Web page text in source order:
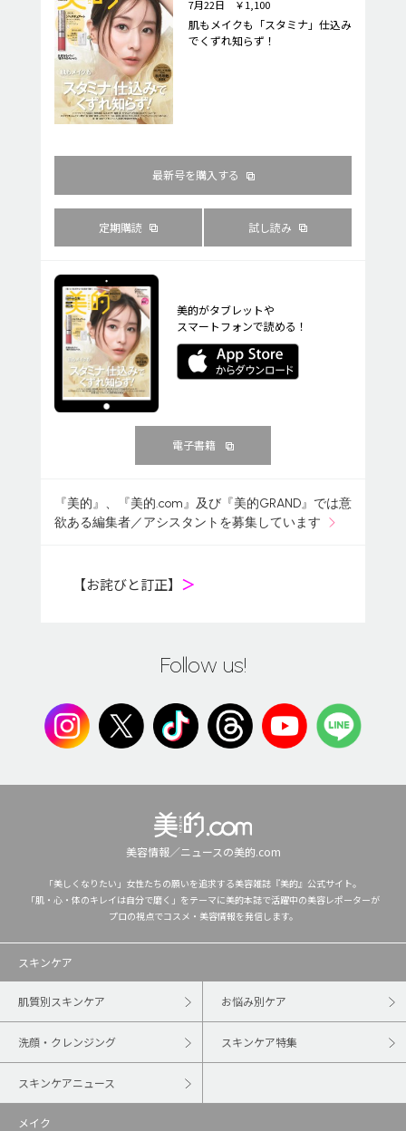
7月22日 ￥1,100
肌もメイクも「スタミナ」仕込み
でくずれ知らず！
最新号を購入する
定期購読 試し読み
美的がタブレットや
スマートフォンで読める！
電子書籍
『美的』、『美的.com』及び『美的GRAND』では意
欲ある編集者／アシスタントを募集しています
【お詫びと訂正】 ＞
Follow us!
美容情報／ニュースの美的.com
「美しくなりたい」女性たちの願いを追求する美容雑誌『美的』公式サイト。
「肌・心・体のキレイは自分で磨く」をテーマに美的本誌で活躍中の美容レポーターが
プロの視点でコスメ・美容情報を発信します。
スキンケア
肌質別スキンケア お悩み別ケア
洗顔・クレンジング スキンケア特集
スキンケアニュース
メイク